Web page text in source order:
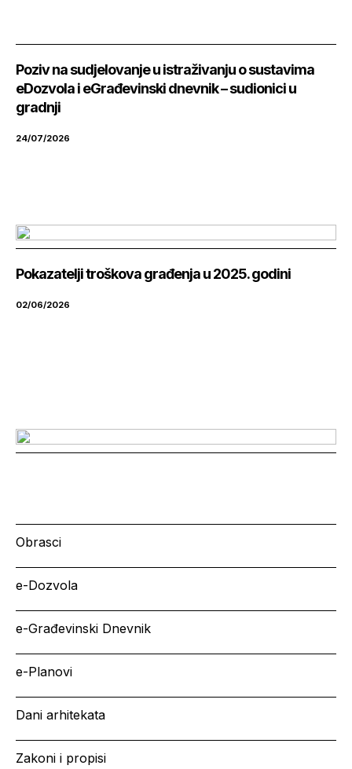
Poziv na sudjelovanje u istraživanju o sustavima
eDozvola i eGrađevinski dnevnik – sudionici u
gradnji
24/07/2026
Pokazatelji troškova građenja u 2025. godini
02/06/2026
Obrasci
e-Dozvola
e-Građevinski Dnevnik
e-Planovi
Dani arhitekata
Zakoni i propisi